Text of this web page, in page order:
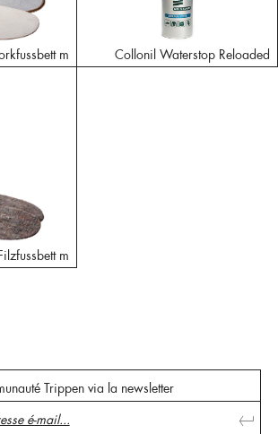
m Collonil Waterstop Reloaded
m
Trippen via la newsletter